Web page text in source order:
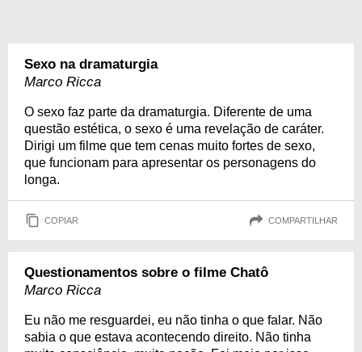
Sexo na dramaturgia
Marco Ricca
O sexo faz parte da dramaturgia. Diferente de uma
questão estética, o sexo é uma revelação de caráter.
Dirigi um filme que tem cenas muito fortes de sexo,
que funcionam para apresentar os personagens do
longa.
COPIAR COMPARTILHAR
Questionamentos sobre o filme Chatô
Marco Ricca
Eu não me resguardei, eu não tinha o que falar. Não
sabia o que estava acontecendo direito. Não tinha